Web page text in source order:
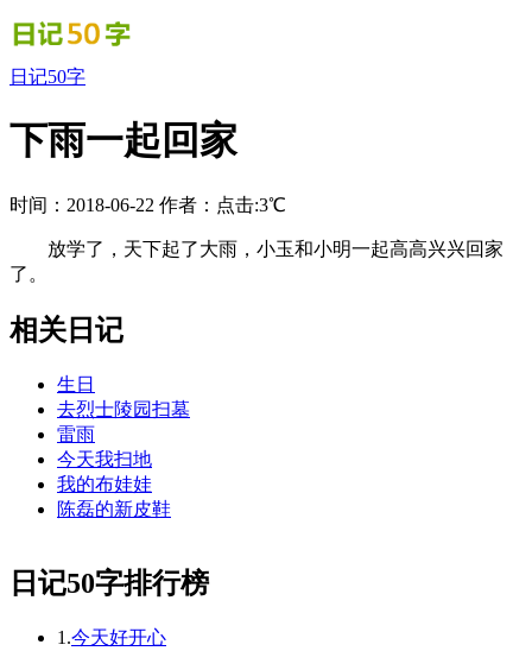
日记50字
下雨一起回家
时间：2018-06-22 作者： 点击:3℃
放学了，天下起了大雨，小玉和小明一起高高兴兴回家
了。
相关日记
生日
去烈士陵园扫墓
雷雨
今天我扫地
我的布娃娃
陈磊的新皮鞋
日记50字排行榜
1.今天好开心